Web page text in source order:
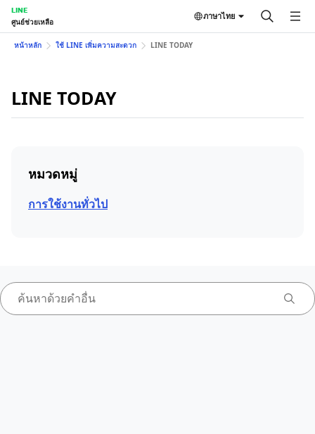
LINE
ศูนย์ช่วยเหลือ
ภาษาไทย
หน้าหลัก ใช้ LINE เพิ่มความสะดวก LINE TODAY
LINE TODAY
หมวดหมู่
การใช้งานทั่วไป